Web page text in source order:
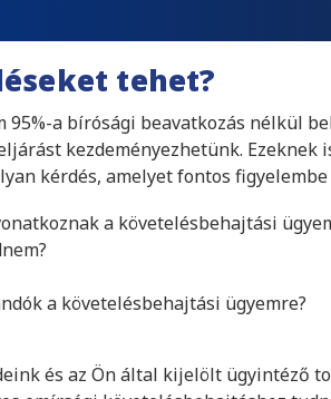
tehet?
a bírósági beavatkozás nélkül
kezdeményezhetünk. Ezeknek
kérdés, amelyet fontos figyelembe
a követelésbehajtási
a követelésbehajtási ügyemre?
és az Ön által kijelölt ügyintéző